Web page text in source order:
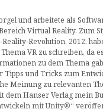
und arbeitete als
Virtual Reality. Zum
Revolution, 2012,
VR zu schreiben, da
zu dem Thema
Tipps und Tricks zum
Meinung zu relevanten
dem Hanser Verlag mein
mit Unity®“